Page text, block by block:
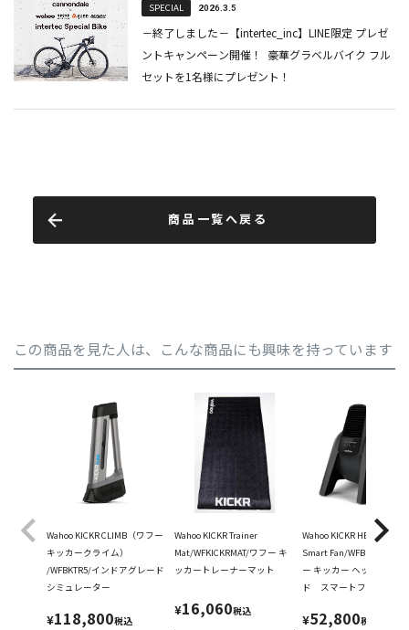
商品一覧へ戻る
この商品を見た人は、こんな商品にも興味を持っています
Wahoo KICKR CLIMB（ワフー
キッカークライム）
/WFBKTR5/インドアグレード
シミュレーター
¥118,800税込
Wahoo KICKR Trainer
Mat/WFKICKRMAT/ワフー キ
ッカートレーナーマット
¥16,060税込
Wahoo KICKR HEADWIND
Smart Fan/WFBKTR7US/
ー キッカー ヘッドウイン
ド スマートファン
¥52,800税込